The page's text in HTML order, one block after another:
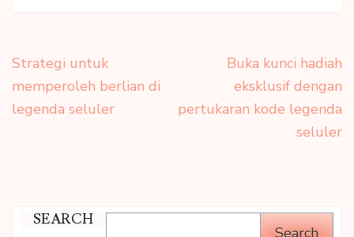
Post
navigation
Strategi untuk
memperoleh berlian di
legenda seluler
Buka kunci hadiah
eksklusif dengan
pertukaran kode legenda
seluler
SEARCH